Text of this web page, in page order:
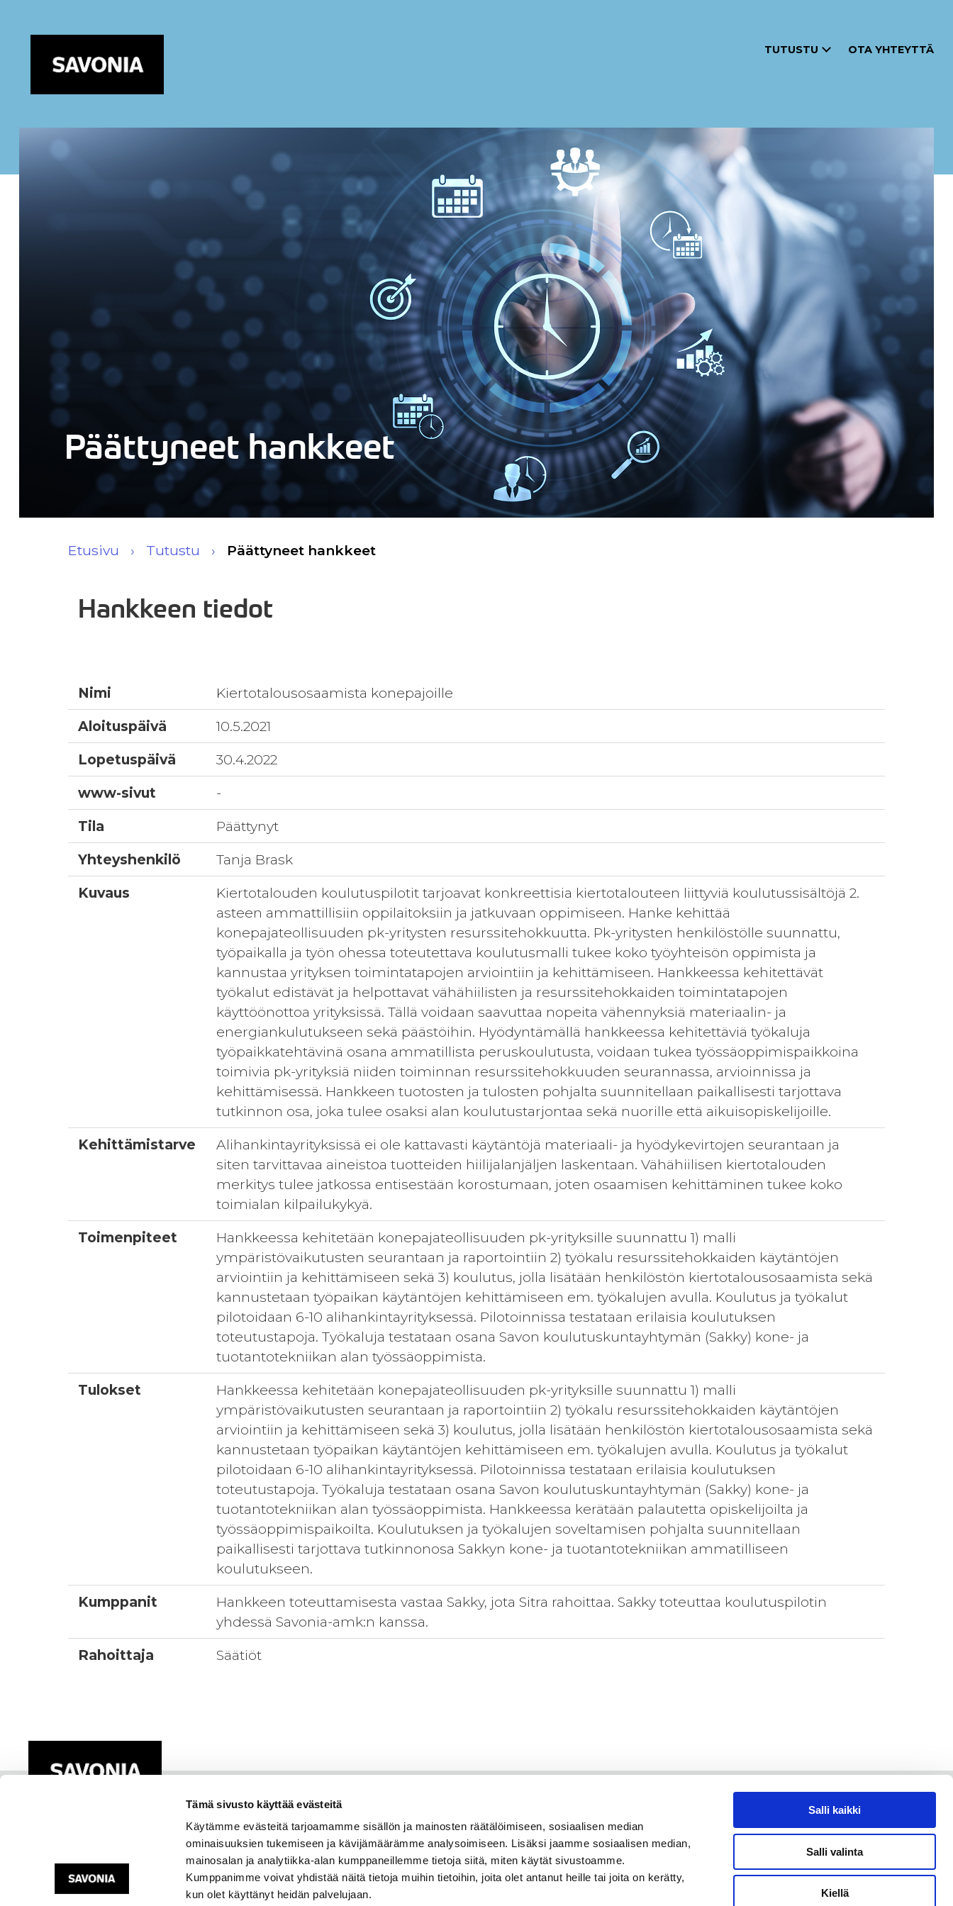
Tämä sivusto käyttää evästeitä
Käytämme evästeitä tarjoamamme sisällön ja mainosten räätälöimiseen, sosiaalisen median
ominaisuuksien tukemiseen ja kävijämäärämme analysoimiseen. Lisäksi jaamme sosiaalisen median,
mainosalan ja analytiikka-alan kumppaneillemme tietoja siitä, miten käytät sivustoamme.
Kumppanimme voivat yhdistää näitä tietoja muihin tietoihin, joita olet antanut heille tai joita on kerätty,
kun olet käyttänyt heidän palvelujaan.
Salli kaikki
Salli valinta
Kiellä
TUTUSTU OTA YHTEYTTÄ
Päättyneet hankkeet
Etusivu Tutustu Päättyneet hankkeet
Hankkeen tiedot
Nimi
Kiertotalousosaamista konepajoille
Aloituspäivä
10.5.2021
Lopetuspäivä
30.4.2022
www-sivut
-
Tila
Päättynyt
Yhteyshenkilö
Tanja Brask
Kuvaus
Kiertotalouden koulutuspilotit tarjoavat konkreettisia kiertotalouteen liittyviä koulutussisältöjä 2.
asteen ammattillisiin oppilaitoksiin ja jatkuvaan oppimiseen. Hanke kehittää
konepajateollisuuden pk-yritysten resurssitehokkuutta. Pk-yritysten henkilöstölle suunnattu,
työpaikalla ja työn ohessa toteutettava koulutusmalli tukee koko työyhteisön oppimista ja
kannustaa yrityksen toimintatapojen arviointiin ja kehittämiseen. Hankkeessa kehitettävät
työkalut edistävät ja helpottavat vähähiilisten ja resurssitehokkaiden toimintatapojen
käyttöönottoa yrityksissä. Tällä voidaan saavuttaa nopeita vähennyksiä materiaalin- ja
energiankulutukseen sekä päästöihin. Hyödyntämällä hankkeessa kehitettäviä työkaluja
työpaikkatehtävinä osana ammatillista peruskoulutusta, voidaan tukea työssäoppimispaikkoina
toimivia pk-yrityksiä niiden toiminnan resurssitehokkuuden seurannassa, arvioinnissa ja
kehittämisessä. Hankkeen tuotosten ja tulosten pohjalta suunnitellaan paikallisesti tarjottava
tutkinnon osa, joka tulee osaksi alan koulutustarjontaa sekä nuorille että aikuisopiskelijoille.
Kehittämistarve
Alihankintayrityksissä ei ole kattavasti käytäntöjä materiaali- ja hyödykevirtojen seurantaan ja
siten tarvittavaa aineistoa tuotteiden hiilijalanjäljen laskentaan. Vähähiilisen kiertotalouden
merkitys tulee jatkossa entisestään korostumaan, joten osaamisen kehittäminen tukee koko
toimialan kilpailukykyä.
Toimenpiteet
Hankkeessa kehitetään konepajateollisuuden pk-yrityksille suunnattu 1) malli
ympäristövaikutusten seurantaan ja raportointiin 2) työkalu resurssitehokkaiden käytäntöjen
arviointiin ja kehittämiseen sekä 3) koulutus, jolla lisätään henkilöstön kiertotalousosaamista sekä
kannustetaan työpaikan käytäntöjen kehittämiseen em. työkalujen avulla. Koulutus ja työkalut
pilotoidaan 6-10 alihankintayrityksessä. Pilotoinnissa testataan erilaisia koulutuksen
toteutustapoja. Työkaluja testataan osana Savon koulutuskuntayhtymän (Sakky) kone- ja
tuotantotekniikan alan työssäoppimista.
Tulokset
Hankkeessa kehitetään konepajateollisuuden pk-yrityksille suunnattu 1) malli
ympäristövaikutusten seurantaan ja raportointiin 2) työkalu resurssitehokkaiden käytäntöjen
arviointiin ja kehittämiseen sekä 3) koulutus, jolla lisätään henkilöstön kiertotalousosaamista sekä
kannustetaan työpaikan käytäntöjen kehittämiseen em. työkalujen avulla. Koulutus ja työkalut
pilotoidaan 6-10 alihankintayrityksessä. Pilotoinnissa testataan erilaisia koulutuksen
toteutustapoja. Työkaluja testataan osana Savon koulutuskuntayhtymän (Sakky) kone- ja
tuotantotekniikan alan työssäoppimista. Hankkeessa kerätään palautetta opiskelijoilta ja
työssäoppimispaikoilta. Koulutuksen ja työkalujen soveltamisen pohjalta suunnitellaan
paikallisesti tarjottava tutkinnonosa Sakkyn kone- ja tuotantotekniikan ammatilliseen
koulutukseen.
Kumppanit
Hankkeen toteuttamisesta vastaa Sakky, jota Sitra rahoittaa. Sakky toteuttaa koulutuspilotin
yhdessä Savonia-amk:n kanssa.
Rahoittaja
Säätiöt